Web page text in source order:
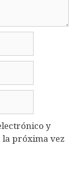
y
la próxima vez